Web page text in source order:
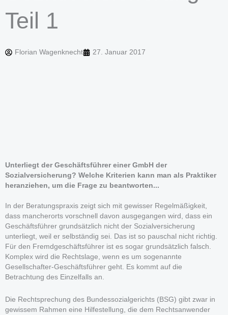
Teil 1
Florian Wagenknecht 27. Januar 2017
Unterliegt der Geschäftsführer einer GmbH der
Sozialversicherung? Welche Kriterien kann man als Praktiker
heranziehen, um die Frage zu beantworten...
In der Beratungspraxis zeigt sich mit gewisser Regelmäßigkeit,
dass mancherorts vorschnell davon ausgegangen wird, dass ein
Geschäftsführer grundsätzlich nicht der Sozialversicherung
unterliegt, weil er selbständig sei. Das ist so pauschal nicht richtig.
Für den Fremdgeschäftsführer ist es sogar grundsätzlich falsch.
Komplex wird die Rechtslage, wenn es um sogenannte
Gesellschafter-Geschäftsführer geht. Es kommt auf die
Betrachtung des Einzelfalls an.
Die Rechtsprechung des Bundessozialgerichts (BSG) gibt zwar in
gewissem Rahmen eine Hilfestellung, die dem Rechtsanwender